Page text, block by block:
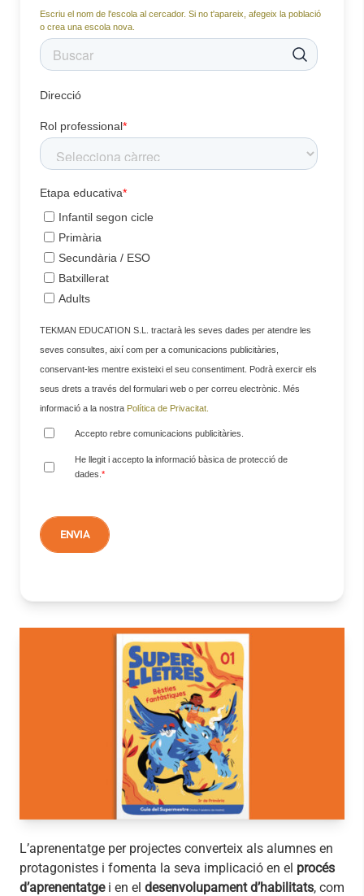
L’aprenentatge per projectes converteix als alumnes en
protagonistes i fomenta la seva implicació en el procés
d’aprenentatgei en el desenvolupament d’habilitats, com
Escriu el nom de l'escola al cercador. Si no t'apareix, afegeix la població
o crea una escola nova.
Direcció
Rol professional*
Etapa educativa*
Infantil segon cicle
Primària
Secundària / ESO
Batxillerat
Adults
TEKMAN EDUCATION S.L. tractarà les seves dades per atendre les
seves consultes, així com per a comunicacions publicitàries,
conservant-les mentre existeixi el seu consentiment. Podrà exercir els
seus drets a través del formulari web o per correu electrònic. Més
informació a la nostra Política de Privacitat.
Accepto rebre comunicacions publicitàries.
He llegit i accepto la informació bàsica de protecció de
dades. *